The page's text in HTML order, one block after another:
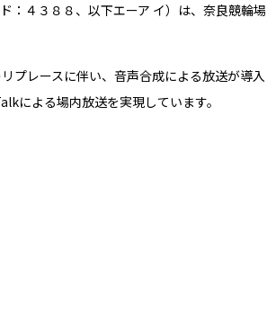
：４３８８、以下エーア イ）は、奈良競輪
プレースに伴い、音声合成による放送が導
による場内放送を実現しています。